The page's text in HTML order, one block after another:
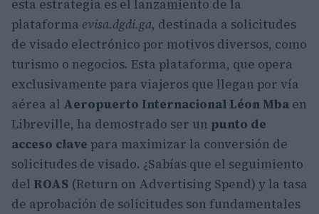
esta estrategia es el lanzamiento de la
plataforma evisa.dgdi.ga, destinada a solicitudes
de visado electrónico por motivos diversos, como
turismo o negocios. Esta plataforma, que opera
exclusivamente para viajeros que llegan por vía
aérea al Aeropuerto Internacional Léon Mba en
Libreville, ha demostrado ser un punto de
acceso clave para maximizar la conversión de
solicitudes de visado. ¿Sabías que el seguimiento
del ROAS (Return on Advertising Spend) y la tasa
de aprobación de solicitudes son fundamentales